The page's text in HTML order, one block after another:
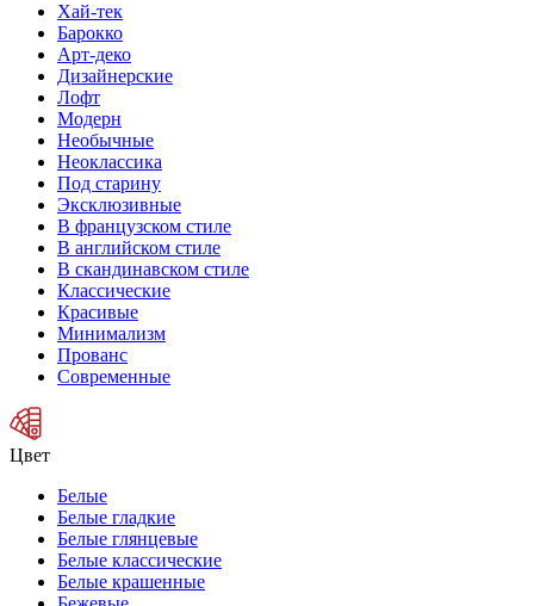
Хай-тек
Барокко
Арт-деко
Дизайнерские
Лофт
Модерн
Необычные
Неоклассика
Под старину
Эксклюзивные
В французском стиле
В английском стиле
В скандинавском стиле
Классические
Красивые
Минимализм
Прованс
Современные
Цвет
Белые
Белые гладкие
Белые глянцевые
Белые классические
Белые крашенные